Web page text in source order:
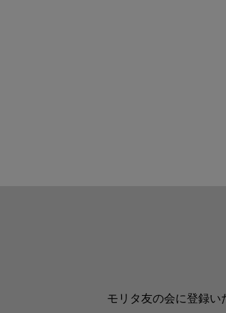
モリタ友の会に登録い